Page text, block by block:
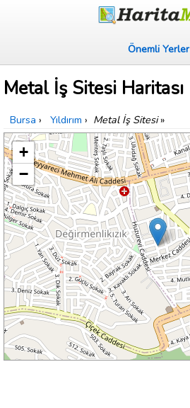
Önemli Yerler
Metal İş Sitesi Haritası
Bursa › Yıldırım › Metal İş Sitesi»
+
−